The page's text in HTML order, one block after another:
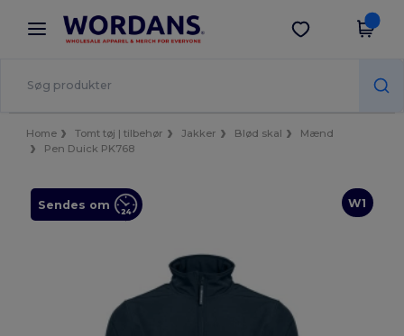
× Wordans-app
Bedre priser i appen!
Hent app
Home Tomt tøj | tilbehør Jakker Blød skal
Mænd
Pen Duick PK768
W1
Sendes om